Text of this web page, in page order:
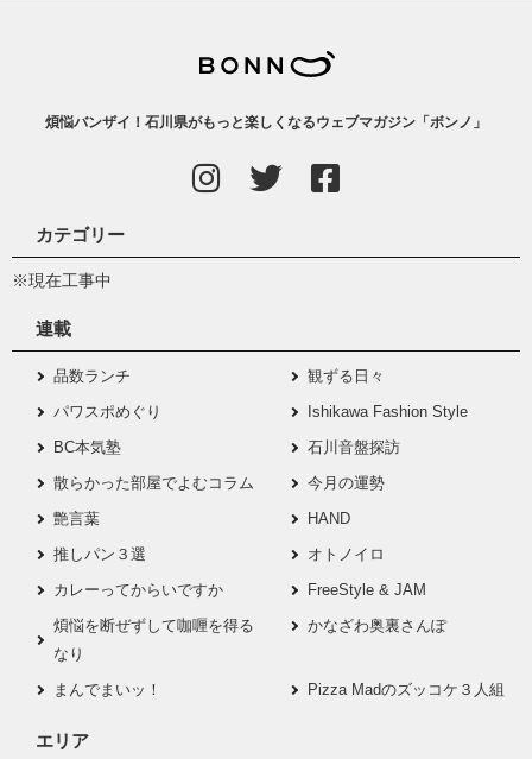
煩悩バンザイ！石川県がもっと楽しくなるウェブマガジン「ボンノ」
カテゴリー
※現在工事中
連載
品数ランチ
観ずる日々
パワスポめぐり
Ishikawa Fashion Style
BC本気塾
石川音盤探訪
散らかった部屋でよむコラム
今月の運勢
艶言葉
HAND
推しパン３選
オトノイロ
カレーってからいですか
FreeStyle & JAM
煩悩を断ぜずして咖喱を得る
なり
かなざわ奥裏さんぽ
まんでまいッ！ Pizza Madのズッコケ３人組
エリア